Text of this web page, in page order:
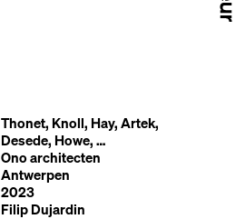
Thonet, Knoll, Hay, Artek,
Desede, Howe, …
Ono architecten
Antwerpen
2023
Filip Dujardin